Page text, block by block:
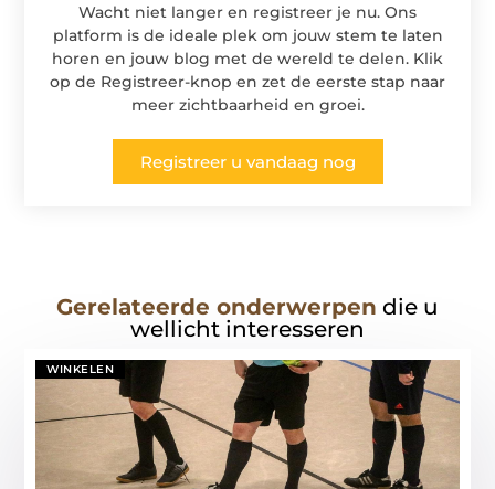
Wacht niet langer en registreer je nu. Ons
platform is de ideale plek om jouw stem te laten
horen en jouw blog met de wereld te delen. Klik
op de Registreer-knop en zet de eerste stap naar
meer zichtbaarheid en groei.
Registreer u vandaag nog
Gerelateerde onderwerpen die u
wellicht interesseren
WINKELEN